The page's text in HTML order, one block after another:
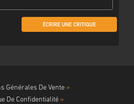
ÉCRIRE UNE CRITIQUE
Générales De Vente »
De Confidentialité »